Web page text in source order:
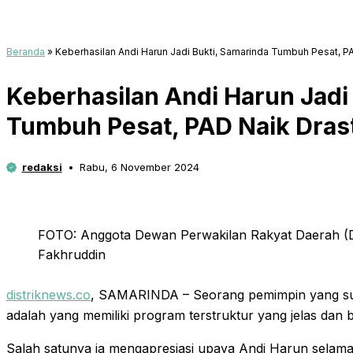
Beranda » Keberhasilan Andi Harun Jadi Bukti, Samarinda Tumbuh Pesat,
Keberhasilan Andi Harun
Tumbuh Pesat, PAD Naik
redaksi Rabu, 6 November 2024
FOTO: Anggota Dewan Perwakilan Rakyat Daerah
Fakhruddin
distriknews.co, SAMARINDA – Seorang pemimpin yang
adalah yang memiliki program terstruktur yang jelas dan
Salah satunya ia mengapresiasi upaya Andi Harun